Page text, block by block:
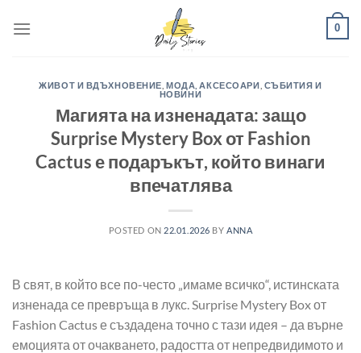
0
ЖИВОТ И ВДЪХНОВЕНИЕ ,МОДА, АКСЕСОАРИ СЪБИТИЯ И
НОВИНИ
Магията на изненадата: защо
Surprise Mystery Box от Fashion
Cactus е подаръкът, който винаги
впечатлява
POSTED ON 22.01.2026 BY ANNA
В свят, в който все по-често „имаме всичко“, истинската
изненада се превръща в лукс. Surprise Mystery Box от
Fashion Cactus е създадена точно с тази идея – да върне
емоцията от очакването, радостта от непредвидимото и